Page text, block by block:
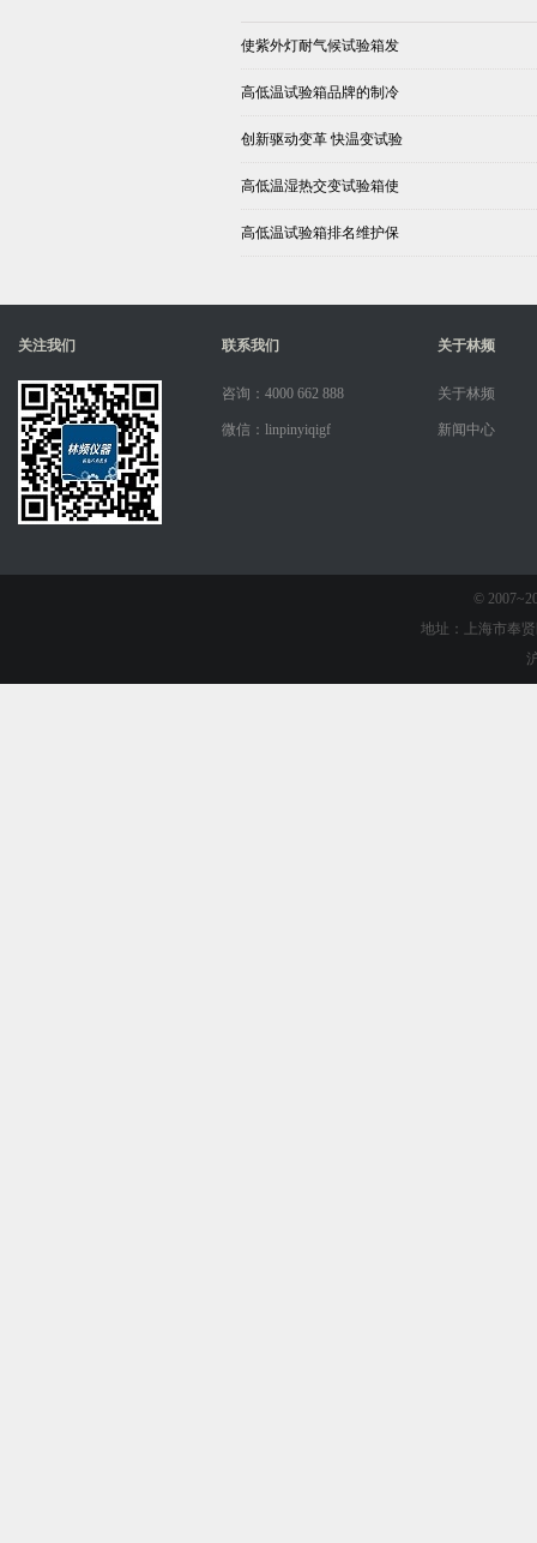
使紫外灯耐气候试验箱发
高低温试验箱品牌的制冷
创新驱动变革 快温变试验
高低温湿热交变试验箱使
高低温试验箱排名维护保
关注我们 联系我们
咨询：4000 662 888
微信：linpinyiqigf
关于林频
关于林频
新闻中心
©
地址：上海市奉